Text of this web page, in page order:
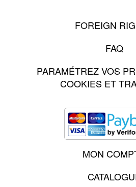
FOREIGN
FAQ
PARAMÉTREZ VOS
COOKIES ET
MON